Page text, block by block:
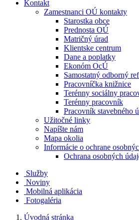
Kontakt
Zamestnanci OÚ kontakty
Starostka obce
Prednosta OÚ
Matričný úrad
Klientske centrum
Dane a poplatky
Ekonóm OcÚ
Samostatný odborný
Pracovníčka knižnice
Terénny sociálny
Terénny pracovník
Pracovník stavebného
Užitočné linky
Napíšte nám
Mapa okolia
Informácie o ochrane
Ochrana osobných
Služby
Noviny
Mobilná aplikácia
Fotogaléria
Úvodná stránka